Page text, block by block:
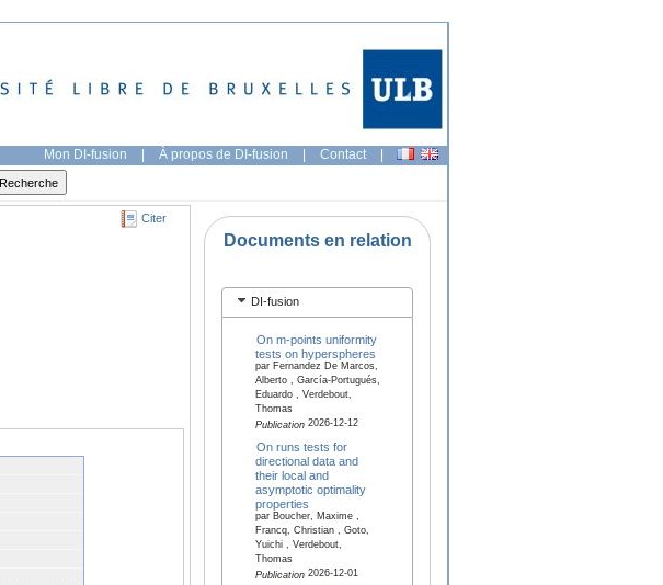
Mon DI-fusion | À propos de DI-fusion | Contact |
Citer
Documents en relation
DI-fusion
On m-points uniformity
tests on hyperspheres
par Fernandez De Marcos,
Alberto , García-Portugués,
Eduardo , Verdebout,
Thomas
Publication2026-12-12
On runs tests for
directional data and
their local and
asymptotic optimality
properties
par Boucher, Maxime ,
Francq, Christian , Goto,
Yuichi , Verdebout,
Thomas
Publication2026-12-01